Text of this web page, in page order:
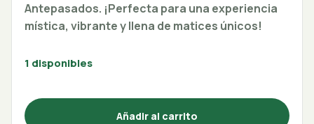
Antepasados. ¡Perfecta para una experiencia
mística, vibrante y llena de matices únicos!
1 disponibles
Añadir al carrito